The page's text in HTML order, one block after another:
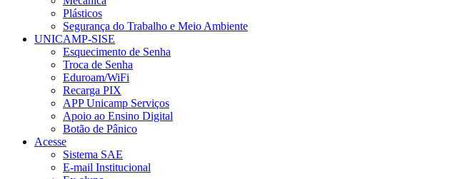
Plásticos
Segurança do Trabalho e Meio Ambiente
UNICAMP-SISE
Esquecimento de Senha
Troca de Senha
Eduroam/WiFi
Recarga PIX
APP Unicamp Serviços
Apoio ao Ensino Digital
Botão de Pânico
Acesse
Sistema SAE
E-mail Institucional